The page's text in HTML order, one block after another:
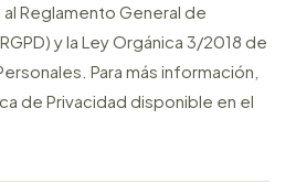
Reglamento General de
y la Ley Orgánica 3/2018 de
Para más información,
de Privacidad disponible en el